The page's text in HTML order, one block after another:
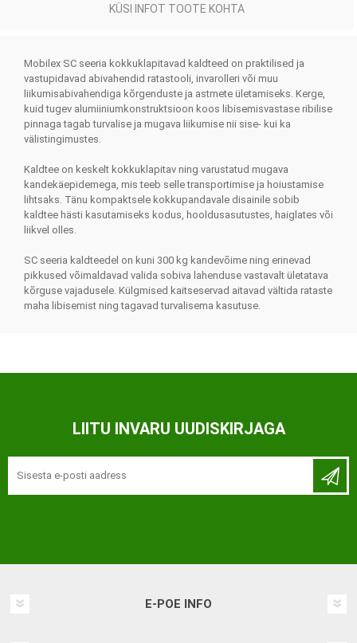
KÜSI INFOT TOOTE KOHTA
Mobilex SC seeria kokkuklapitavad kaldteed on praktilised ja
vastupidavad abivahendid ratastooli, invarolleri või muu
liikumisabivahendiga kõrgenduste ja astmete ületamiseks. Kerge,
kuid tugev alumiiniumkonstruktsioon koos libisemisvastase ribilise
pinnaga tagab turvalise ja mugava liikumise nii sise- kui ka
välistingimustes.
Kaldtee on keskelt kokkuklapitav ning varustatud mugava
kandekäepidemega, mis teeb selle transportimise ja hoiustamise
lihtsaks. Tänu kompaktsele kokkupandavale disainile sobib
kaldtee hästi kasutamiseks kodus, hooldusasutustes, haiglates või
liikvel olles.
SC seeria kaldteedel on kuni 300 kg kandevõime ning erinevad
pikkused võimaldavad valida sobiva lahenduse vastavalt ületatava
kõrguse vajadusele. Külgmised kaitseservad aitavad vältida rataste
maha libisemist ning tagavad turvalisema kasutuse.
LIITU INVARU UUDISKIRJAGA
E-POE INFO